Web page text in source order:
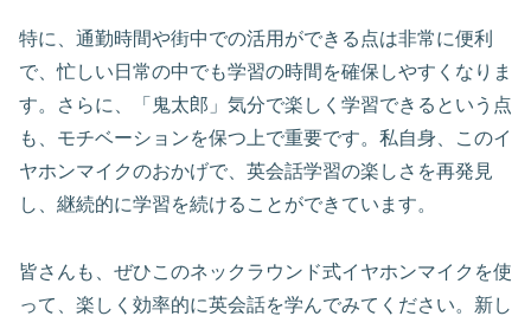
特に、通勤時間や街中での活用ができる点は非常に便利
で、忙しい日常の中でも学習の時間を確保しやすくなりま
す。さらに、「鬼太郎」気分で楽しく学習できるという点
も、モチベーションを保つ上で重要です。私自身、このイ
ヤホンマイクのおかげで、英会話学習の楽しさを再発見
し、継続的に学習を続けることができています。
皆さんも、ぜひこのネックラウンド式イヤホンマイクを使
って、楽しく効率的に英会話を学んでみてください。新し